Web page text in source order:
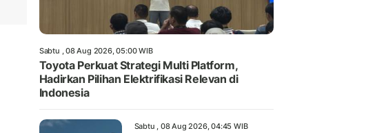
Sabtu , 08 Aug 2026, 05:00 WIB
Toyota Perkuat Strategi Multi Platform,
Hadirkan Pilihan Elektrifikasi Relevan di
Indonesia
Sabtu , 08 Aug 2026, 04:45 WIB